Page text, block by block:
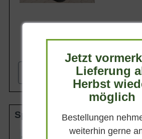
In den
Spalier doppelte U-Form
Jetzt
Lieferung
Herbst
möglich
Bestellungen
weiterhin gerne